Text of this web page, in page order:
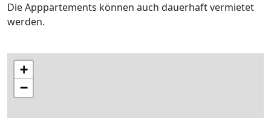
Die Apppartements können auch dauerhaft vermietet
werden.
+
−